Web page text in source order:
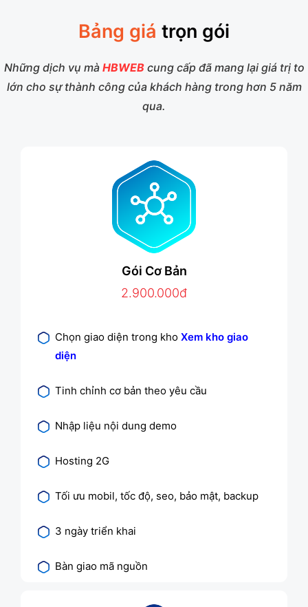
Bảng giá trọn gói
Những dịch vụ mà HBWEBcung cấp đã mang lại giá trị to
lớn cho sự thành công của khách hàng trong hơn 5 năm
qua.
Gói Cơ Bản
2.900.000đ
Chọn giao diện trong kho Xem kho giao
diện
Tinh chỉnh cơ bản theo yêu cầu
Nhập liệu nội dung demo
Hosting 2G
Tối ưu mobil, tốc độ, seo, bảo mật, backup
3 ngày triển khai
Bàn giao mã nguồn